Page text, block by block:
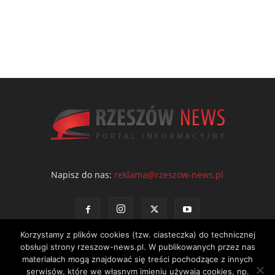
Napisz do nas: reklama@rzeszow-news.pl
Kontakt Polityka prywatności Regulamin portalu
Korzystamy z plików cookies (tzw. ciasteczka) do technicznej
obsługi strony rzeszow-news.pl. W publikowanych przez nas
materiałach mogą znajdować się treści pochodzące z innych
serwisów, które we własnym imieniu używają cookies, np.